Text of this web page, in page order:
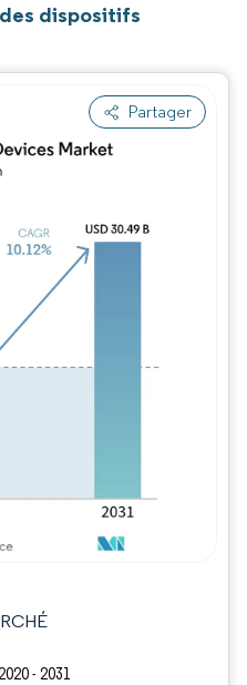
dispositifs
Partager
- 2031